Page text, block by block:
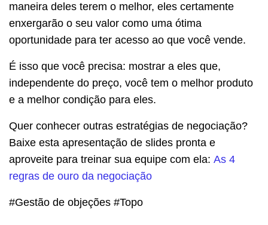
maneira deles terem o melhor, eles certamente
enxergarão o seu valor como uma ótima
oportunidade para ter acesso ao que você vende.
É isso que você precisa: mostrar a eles que,
independente do preço, você tem o melhor produto
e a melhor condição para eles.
Quer conhecer outras estratégias de negociação?
Baixe esta apresentação de slides pronta e
aproveite para treinar sua equipe com ela: As 4
regras de ouro da negociação
#Gestão de objeções #Topo